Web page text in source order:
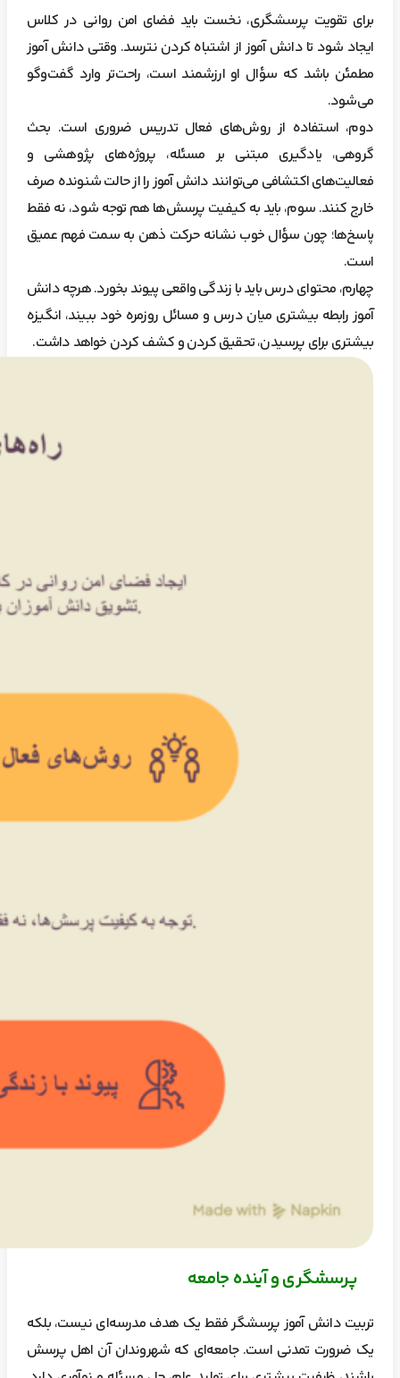
برای تقویت پرسشگری، نخست باید فضای امن روانی در کلاس
ایجاد شود تا دانش آموز از اشتباه کردن نترسد. وقتی دانش آموز
مطمئن باشد که سؤال او ارزشمند است، راحت‌تر وارد گفت‌وگو
می‌شود.
دوم، استفاده از روش‌های فعال تدریس ضروری است. بحث
گروهی، یادگیری مبتنی بر مسئله، پروژه‌های پژوهشی و
فعالیت‌های اکتشافی می‌توانند دانش آموز را از حالت شنونده صرف
خارج کنند. سوم، باید به کیفیت پرسش‌ها هم توجه شود، نه فقط
پاسخ‌ها؛ چون سؤال خوب نشانه حرکت ذهن به سمت فهم عمیق
است.
چهارم، محتوای درس باید با زندگی واقعی پیوند بخورد. هرچه دانش
آموز رابطه بیشتری میان درس و مسائل روزمره خود ببیند، انگیزه
بیشتری برای پرسیدن، تحقیق کردن و کشف کردن خواهد داشت.
پرسشگری و آینده جامعه
تربیت دانش آموز پرسشگر فقط یک هدف مدرسه‌ای نیست، بلکه
یک ضرورت تمدنی است. جامعه‌ای که شهروندان آن اهل پرسش